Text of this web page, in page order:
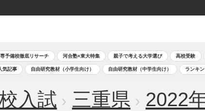
予備校徹底リサーチ 河合塾×東大特集 親子で考える大学選び 高校受験
気記事 自由研究教材（小学生向け） 自由研究教材（中学生向け） ランキ
入試 三重県 2022